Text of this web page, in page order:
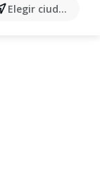
Elegir ciudad